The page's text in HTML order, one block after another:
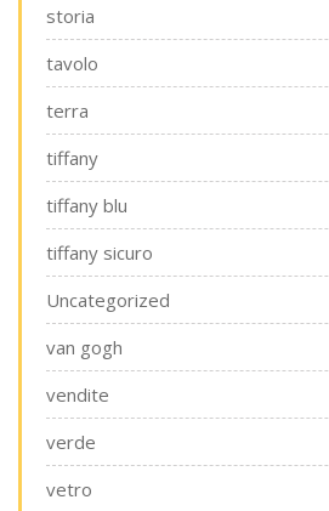
storia
tavolo
terra
tiffany
tiffany blu
tiffany sicuro
Uncategorized
van gogh
vendite
verde
vetro